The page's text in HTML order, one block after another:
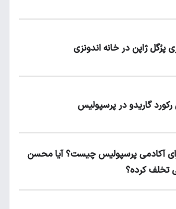
پرُگل ژاپن در خانه اندونزی
رکورد گاریدو در پرسپولیس
آکادمی پرسپولیس چیست؟ آیا محسن
تخلف کرده؟